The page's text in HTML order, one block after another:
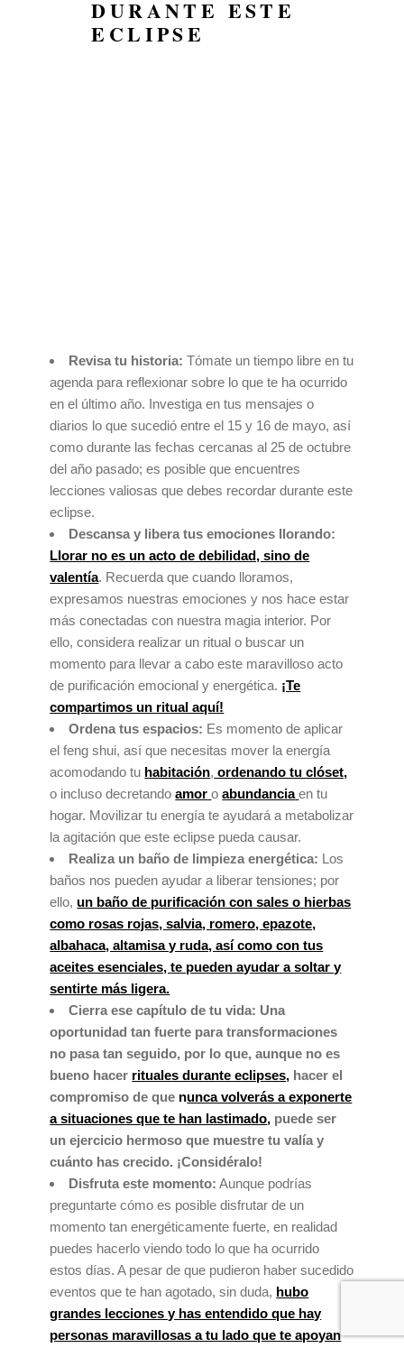
DURANTE ESTE
ECLIPSE
Revisa tu historia: Tómate un tiempo libre en tu
agenda para reflexionar sobre lo que te ha ocurrido
en el último año. Investiga en tus mensajes o
diarios lo que sucedió entre el 15 y 16 de mayo, así
como durante las fechas cercanas al 25 de octubre
del año pasado; es posible que encuentres
lecciones valiosas que debes recordar durante este
eclipse.
Descansa y libera tus emociones llorando:
Llorar no es un acto de debilidad, sino de
valentía. Recuerda que cuando lloramos,
expresamos nuestras emociones y nos hace estar
más conectadas con nuestra magia interior. Por
ello, considera realizar un ritual o buscar un
momento para llevar a cabo este maravilloso acto
de purificación emocional y energética. ¡Te
compartimos un ritual aquí!
Ordena tus espacios: Es momento de aplicar
el feng shui, así que necesitas mover la energía
acomodando tu habitación, ordenando tu clóset,
o incluso decretandoamor oabundancia en tu
hogar. Movilizar tu energía te ayudará a metabolizar
la agitación que este eclipse pueda causar.
Realiza un baño de limpieza energética: Los
baños nos pueden ayudar a liberar tensiones; por
ello, un baño de purificación con sales o hierbas
como rosas rojas, salvia, romero, epazote,
albahaca, altamisa y ruda, así como con tus
aceites esenciales, te pueden ayudar a soltar y
sentirte más ligera.
Cierra ese capítulo de tu vida: Una
oportunidad tan fuerte para transformaciones
no pasa tan seguido, por lo que, aunque no es
bueno hacer rituales durante eclipses, hacer el
compromiso de que nunca volverás a exponerte
a situaciones que te han lastimado, puede ser
un ejercicio hermoso que muestre tu valía y
cuánto has crecido. ¡Considéralo!
Disfruta este momento: Aunque podrías
preguntarte cómo es posible disfrutar de un
momento tan energéticamente fuerte, en realidad
puedes hacerlo viendo todo lo que ha ocurrido
estos días. A pesar de que pudieron haber sucedido
eventos que te han agotado, sin duda, hubo
grandes lecciones y has entendido que hay
personas maravillosas a tu lado que te apoyan